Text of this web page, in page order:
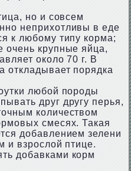
но и совсем
неприхотливы в еде
к любому типу корма;
очень крупные яйца,
около 70 г. В
откладывает порядка
любой породы
друг другу перья,
количеством
смесях. Такая
добавлением зелени
и взрослой птице.
добавками корм